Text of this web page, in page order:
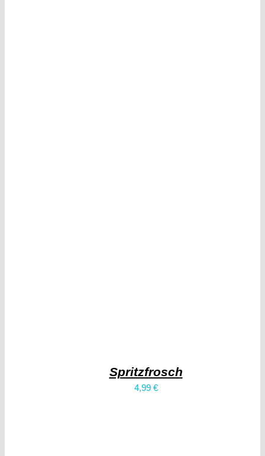
Spritzfrosch
4,99 €